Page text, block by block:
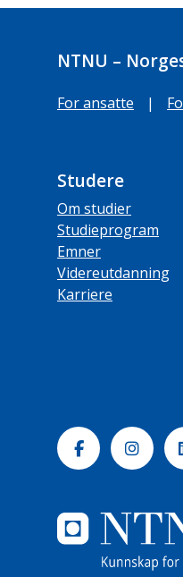
NTNU –
For ansatte |
Studere
Om studier
Studieprogram
Emner
Videreutdanning
Karriere
Facebook